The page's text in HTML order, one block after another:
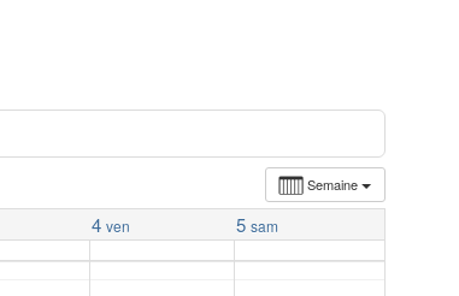
Semaine
4 ven 5 sam